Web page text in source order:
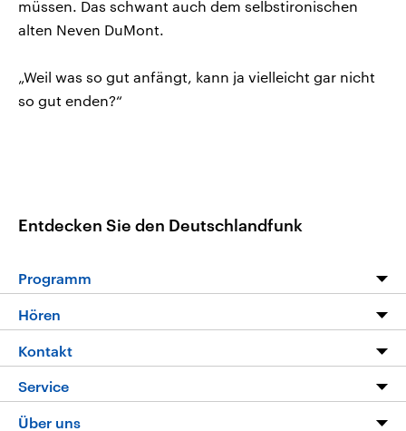
müssen. Das schwant auch dem selbstironischen
alten Neven DuMont.
„Weil was so gut anfängt, kann ja vielleicht gar nicht
so gut enden?“
Entdecken Sie den Deutschlandfunk
Programm
Die Nachrichten
Nachrichtenleicht
Neue Beiträge auf dlf.de
Hören
Livestream
Podcasts
Kontakt
Hörerservice
Service
FAQ
Über uns